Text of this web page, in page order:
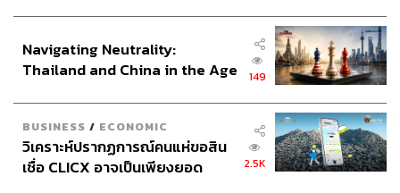
Navigating Neutrality:
Thailand and China in the Age
149
BUSINESS / ECONOMIC
วิเคราะห์ปรากฏการณ์คนแห่ขอสิน
เชื่อ CLICX อาจเป็นเพียงยอด
2.5K